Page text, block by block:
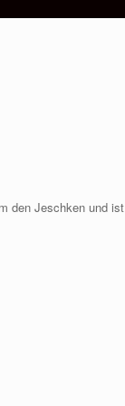
den Jeschken und ist